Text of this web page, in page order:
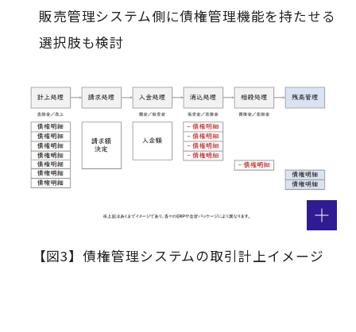
販売管理システム側に債権管理機能を持たせる
選択肢も検討
【図3】債権管理システムの取引計上イメージ